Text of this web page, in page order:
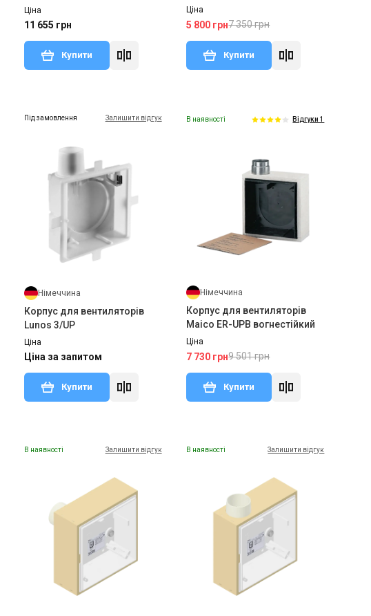
Ціна
11 655 грн
Купити
Ціна
5 800 грн7 350 грн
Купити
Під замовлення Залишити відгук
Німеччина
Корпус для вентиляторів
Lunos 3/UP
Ціна
Ціна за запитом
Купити
В наявності Відгуки 1
Німеччина
Корпус для вентиляторів
Maico ER-UPB вогнестійкий
Ціна
7 730 грн9 501 грн
Купити
В наявності Залишити відгук В наявності Залишити відгук